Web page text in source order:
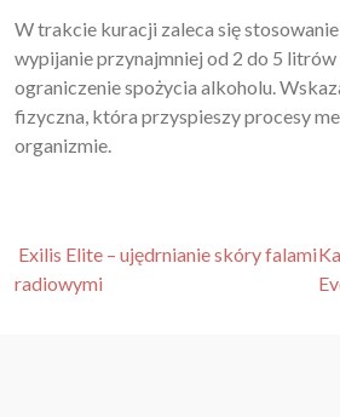
W trakcie kuracji zaleca się
wypijanie przynajmniej od 2 do 5
ograniczenie spożycia alkoholu.
fizyczna, która przyspieszy procesy
organizmie.
Nawigacja po artykułach
Exilis Elite – ujędrnianie skóry falami
radiowymi